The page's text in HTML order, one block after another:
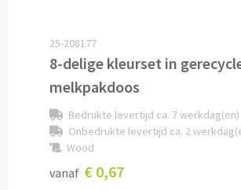
Klemborden bedrukken
Memo's
Memoblaadjes bedrukken
Memo boekjes bedrukken
25-208177
8-delige kleurset in
melkpakdoos
Bedrukte levertijd ca. 7 werkdag(en)
Onbedrukte levertijd ca. 2
Wood
vanaf € 0,67